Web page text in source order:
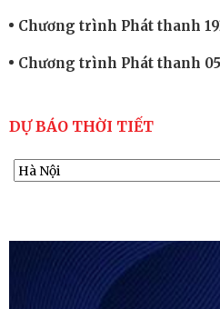
Chương trình Phát thanh
Chương trình Phát thanh
DỰ BÁO THỜI TIẾT